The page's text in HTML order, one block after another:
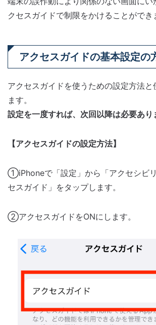
クセスガイドで制限をかけることができ
アクセスガイドの基本設定の
アクセスガイドを使うための設定方法と
ます。
設定を一度すれば、次回以降は必要あり
【アクセスガイドの設定方法】
①iPhoneで「設定」から「アクセシビ
セスガイド」をタップします。
②アクセスガイドをONにします。